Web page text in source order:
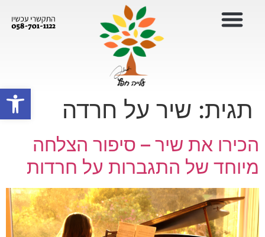
פתח
תגית: שיר על חרדה
הכירו את שיר – סיפור הצלחה
מיוחד של התגברות על חרדות